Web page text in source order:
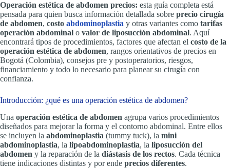
Operación estética de abdomen precios: esta guía completa está
pensada para quien busca información detallada sobre precio cirugía
de abdomen, costo abdominoplastia y otras variantes como tarifas
operación abdominal o valor de liposucción abdominal. Aquí
encontrará tipos de procedimientos, factores que afectan el costo de la
operación estética de abdomen, rangos orientativos de precios en
Bogotá (Colombia), consejos pre y postoperatorios, riesgos,
financiamiento y todo lo necesario para planear su cirugía con
confianza.
Introducción: ¿qué es una operación estética de abdomen?
Una operación estética de abdomen agrupa varios procedimientos
diseñados para mejorar la forma y el contorno abdominal. Entre ellos
se incluyen la abdominoplastia (tummy tuck), la mini
abdominoplastia, la lipoabdominoplastia, la liposucción del
abdomen y la reparación de la diástasis de los rectos. Cada técnica
tiene indicaciones distintas y por ende precios diferentes.